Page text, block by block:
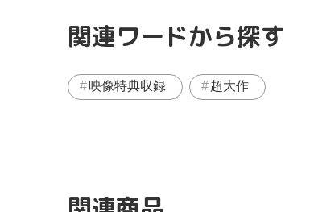
関連ワードから探す
映像特典収録 超大作